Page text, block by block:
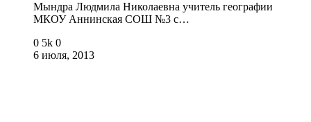
Мындра Людмила Николаевна учитель географии
МКОУ Аннинская СОШ №3 с…
0 5k 0
6 июля, 2013